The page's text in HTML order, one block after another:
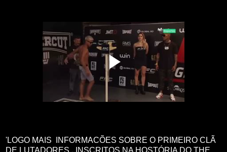
'LOGO MAIS INFORMACÕES SOBRE O PRIMEIRO CLÃ